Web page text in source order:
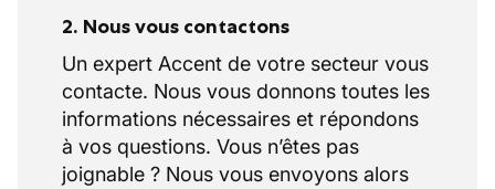
2. Nous vous contactons
Un expert Accent de votre secteur vous
contacte. Nous vous donnons toutes les
informations nécessaires et répondons
à vos questions. Vous n’êtes pas
joignable ? Nous vous envoyons alors